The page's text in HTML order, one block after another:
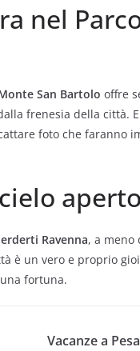
nel
San Bartolo offre
frenesia della città.
foto che faranno
aperto
Ravenna, a meno
è un vero e proprio
fortuna.
Vacanze a